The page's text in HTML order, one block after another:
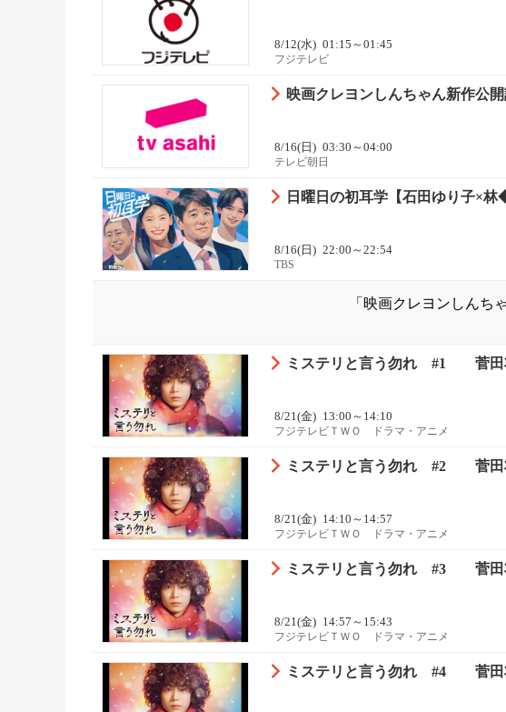
8/12(水) 01:15～01:45
フジテレビ
映画クレヨンしんちゃん新作公
8/16(日) 03:30～04:00
テレビ朝日
日曜日の初耳学【石田ゆり子×
8/16(日) 22:00～22:54
TBS
「映画クレヨンしんち
ミステリと言う勿れ #1 菅田
8/21(金) 13:00～14:10
フジテレビＴＷＯ ドラマ・アニメ
ミステリと言う勿れ #2 菅田
8/21(金) 14:10～14:57
フジテレビＴＷＯ ドラマ・アニメ
ミステリと言う勿れ #3 菅田
8/21(金) 14:57～15:43
フジテレビＴＷＯ ドラマ・アニメ
ミステリと言う勿れ #4 菅田